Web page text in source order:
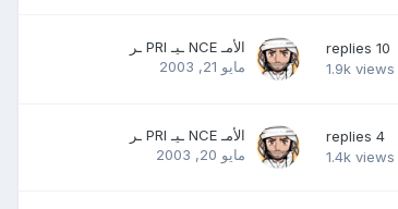
10
replies
1.9k views
الأمـ NCE ـيـ PRI ـر
مايو 21, 2003
4
replies
1.4k views
الأمـ NCE ـيـ PRI ـر
مايو 20, 2003